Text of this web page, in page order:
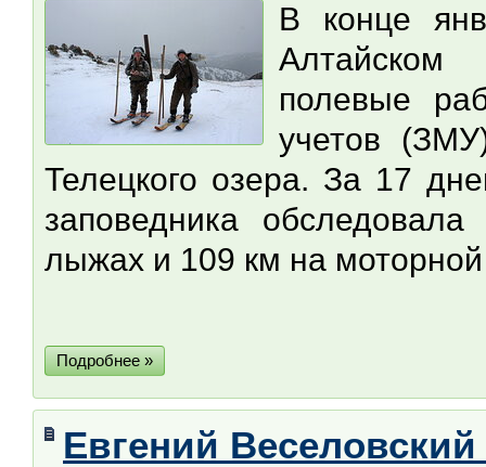
В конце
полевые
учетов
Телецкого озера. За 17
заповедника
лыжах и 109 км на
Подробнее »
Евгений